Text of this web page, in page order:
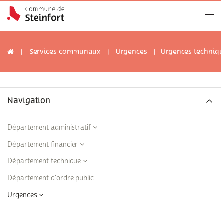
Services communaux Urgences Urgences
Navigation
Département administratif
Département financier
Département technique
Département d'ordre public
Urgences